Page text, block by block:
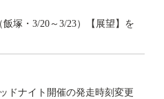
塚・3/20～3/23）【展望】を
ドナイト開催の発走時刻変更